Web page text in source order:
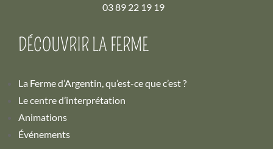
03 89 22 19 19
DÉCOUVRIR LA FERME
La Ferme d’Argentin, qu’est-ce que c’est ?
Le centre d’interprétation
Animations
Événements